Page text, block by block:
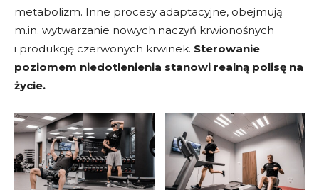
metabolizm. Inne procesy adaptacyjne, obejmują
m.in. wytwarzanie nowych naczyń krwionośnych
i produkcję czerwonych krwinek. Sterowanie
poziomem niedotlenienia stanowi realną polisę na
życie.